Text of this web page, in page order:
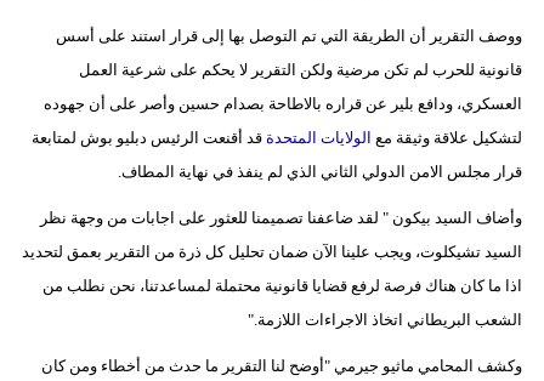
ووصف التقرير أن الطريقة التي تم التوصل بها إلى قرار استند على أسس
قانونية للحرب لم تكن مرضية ولكن التقرير لا يحكم على شرعية العمل
العسكري، ودافع بلير عن قراره بالاطاحة بصدام حسين وأصر على أن جهوده
لتشكيل علاقة وثيقة مع الولايات المتحدةقد أقنعت الرئيس دبليو بوش لمتابعة
قرار مجلس الامن الدولي الثاني الذي لم ينفذ في نهاية المطاف.
وأضاف السيد بيكون " لقد ضاعفنا تصميمنا للعثور على اجابات من وجهة نظر
السيد تشيكلوت، ويجب علينا الآن ضمان تحليل كل ذرة من التقرير بعمق لتحديد
اذا ما كان هناك فرصة لرفع قضايا قانونية محتملة لمساعدتنا، نحن نطلب من
الشعب البريطاني اتخاذ الاجراءات اللازمة."
وكشف المحامي ماثيو جيرمي "أوضح لنا التقرير ما حدث من أخطاء ومن كان